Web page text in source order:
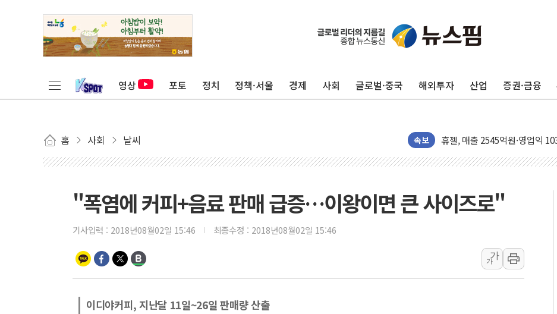
영상 포토 정치 정책·서울 경제 사회 글로벌·중국 해외투자 산업 증권·금융
홈 사회 날씨 속보
[단독] "입주민 갑질 아니다"…
유인우주선 달 착륙지 선정 밑
듀오백 정관영 대표, 자사주 추
BGF리테일, 2분기 영업익
포스코, 희귀가스 사업 항공우
진원생명과학, '코로나19 DNA
서울 아파트값 0.26%↑…상승
효성중공업, 덴마크에 초고압
CJ프레시웨이, 2분기 영업익
구리시 입주업종 확대…'현대
초박빙 경선에 친명계 '추가 투
"폭염에 커피+음료 판매 급증…이왕이면 큰 사이즈로"
기사입력 : 2018년08월02일 15:46 최종수정 : 2018년08월02일 15:46
가
가
이디야커피, 지난달 11일~26일 판매량 산출